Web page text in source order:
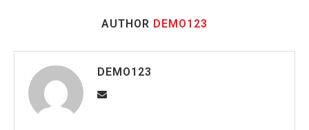
AUTHOR DEMO123
DEMO123